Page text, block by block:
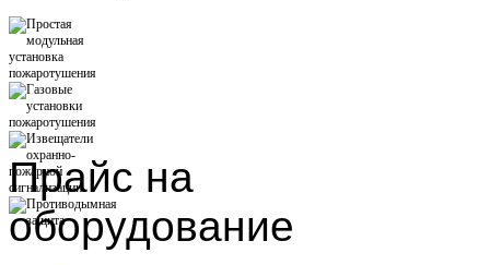
Прайс на
оборудование